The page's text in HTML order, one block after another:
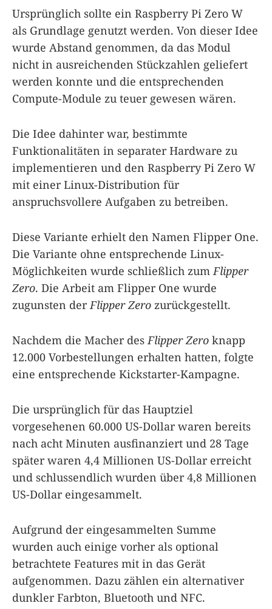
Ursprünglich sollte ein Raspberry Pi Zero W
als Grundlage genutzt werden. Von dieser Idee
wurde Abstand genommen, da das Modul
nicht in ausreichenden Stückzahlen geliefert
werden konnte und die entsprechenden
Compute-Module zu teuer gewesen wären.
Die Idee dahinter war, bestimmte
Funktionalitäten in separater Hardware zu
implementieren und den Raspberry Pi Zero W
mit einer Linux-Distribution für
anspruchsvollere Aufgaben zu betreiben.
Diese Variante erhielt den Namen Flipper One.
Die Variante ohne entsprechende Linux-
Möglichkeiten wurde schließlich zumFlipper
Zero. Die Arbeit am Flipper One wurde
zugunsten derFlipper Zero zurückgestellt.
Nachdem die Macher desFlipper Zero knapp
12.000 Vorbestellungen erhalten hatten, folgte
eine entsprechende Kickstarter-Kampagne.
Die ursprünglich für das Hauptziel
vorgesehenen 60.000 US-Dollar waren bereits
nach acht Minuten ausfinanziert und 28 Tage
später waren 4,4 Millionen US-Dollar erreicht
und schlussendlich wurden über 4,8 Millionen
US-Dollar eingesammelt.
Aufgrund der eingesammelten Summe
wurden auch einige vorher als optional
betrachtete Features mit in das Gerät
aufgenommen. Dazu zählen ein alternativer
dunkler Farbton, Bluetooth und NFC.